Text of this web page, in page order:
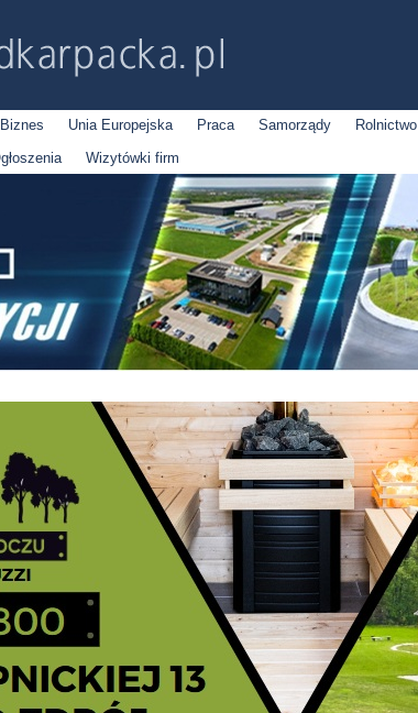
Biznes Unia Europejska Praca Samorządy Rolnictwo
Wizytówki firm